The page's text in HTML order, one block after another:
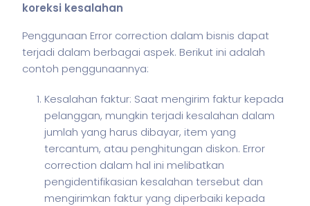
koreksi kesalahan
Penggunaan Error correction dalam bisnis dapat
terjadi dalam berbagai aspek. Berikut ini adalah
contoh penggunaannya:
Kesalahan faktur: Saat mengirim faktur kepada
pelanggan, mungkin terjadi kesalahan dalam
jumlah yang harus dibayar, item yang
tercantum, atau penghitungan diskon. Error
correction dalam hal ini melibatkan
pengidentifikasian kesalahan tersebut dan
mengirimkan faktur yang diperbaiki kepada